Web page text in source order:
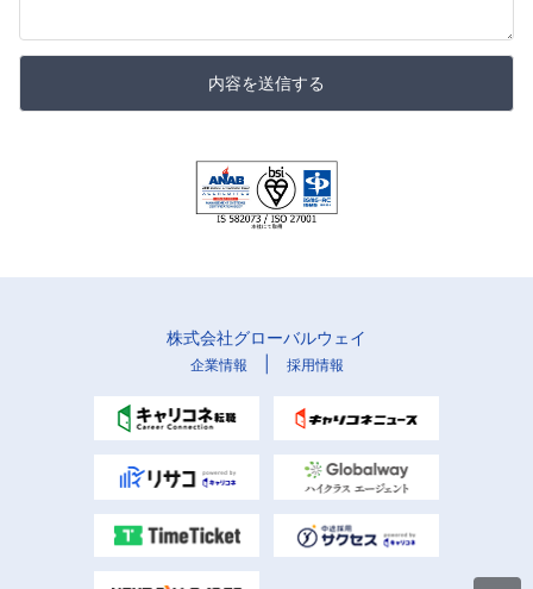
内容を送信する
株式会社グローバルウェイ
企業情報 採用情報